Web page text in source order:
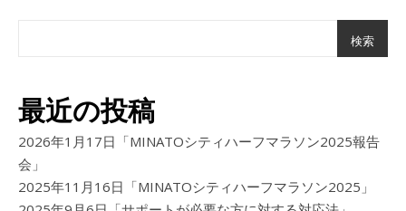
検索
最近の投稿
2026年1月17日「MINATOシティハーフマラソン2025報告
会」
2025年11月16日「MINATOシティハーフマラソン2025」